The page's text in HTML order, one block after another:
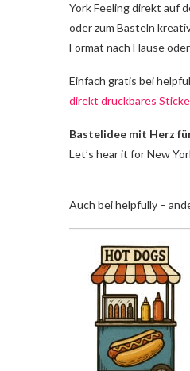
York Feeling direkt auf
oder zum Basteln
Format nach Hause
Einfach gratis bei
direkt druckbares
Bastelidee mit Herz
Let’s hear it for New
Auch bei helpfully –